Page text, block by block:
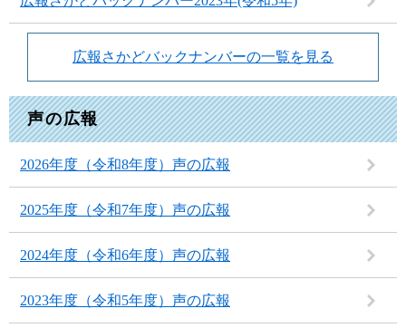
広報さかどバックナンバーの一覧を見る
声の広報
2026年度（令和8年度）声の広報
2025年度（令和7年度）声の広報
2024年度（令和6年度）声の広報
2023年度（令和5年度）声の広報